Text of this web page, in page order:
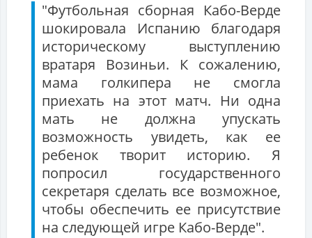
"Футбольная сборная Кабо-Верде
шокировала Испанию благодаря
историческому выступлению
вратаря Возиньи. К сожалению,
мама голкипера не смогла
приехать на этот матч. Ни одна
мать не должна упускать
возможность увидеть, как ее
ребенок творит историю. Я
попросил государственного
секретаря сделать все возможное,
чтобы обеспечить ее присутствие
на следующей игре Кабо-Верде".